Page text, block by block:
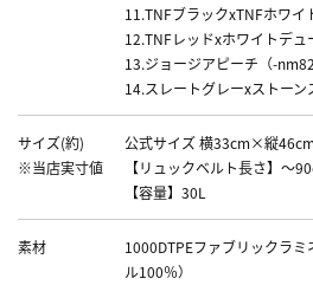
11.TNFブラックxTNFホワイ
12.TNFレッドxホワイトデュ
13.ジョージアピーチ（-
14.スレートグレーxストーン
サイズ(約)
※当店実寸値
公式サイズ 横33cm×縦
【リュックベルト長さ】～
【容量】30L
素材
1000DTPEファブリックラ
ル100％）